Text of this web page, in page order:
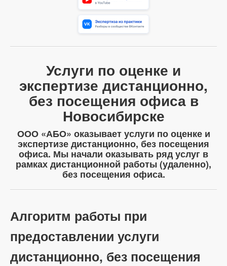
Услуги по оценке и
экспертизе дистанционно,
без посещения офиса в
Новосибирске
ООО «АБО» оказывает услуги по оценке и
экспертизе дистанционно, без посещения
офиса. Мы начали оказывать ряд услуг в
рамках дистанционной работы (удаленно),
без посещения офиса.
Алгоритм работы при
предоставлении услуги
дистанционно, без посещения